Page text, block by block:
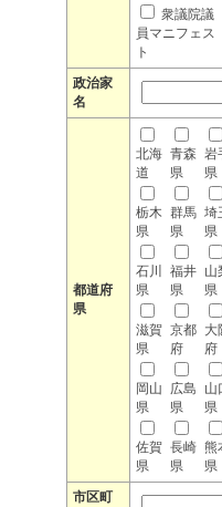
衆議院議
員マニフェス
ト
政治家
名
都道府
県
北海
道
青森
県
岩
県
栃木
県
群馬
県
埼
県
石川
県
福井
県
山
県
滋賀
県
京都
府
大
府
岡山
県
広島
県
山
県
佐賀
県
長崎
県
熊
県
市区町